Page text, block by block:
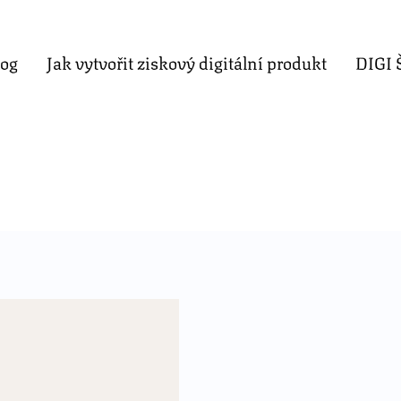
Jak vytvořit ziskový digitální produkt DIGI